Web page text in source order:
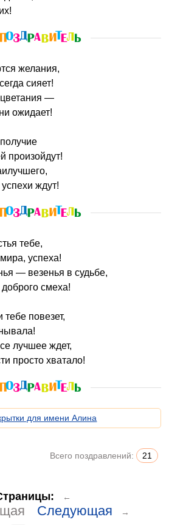
желания,
сияет!
—
ожидает!
произойдут!
ждут!
тебе,
успеха!
— везенья в судьбе,
смеха!
тебе повезет,
лучшее ждет,
просто хватало!
для имени Алина
Всего поздравлений: 21
←
Следующая →